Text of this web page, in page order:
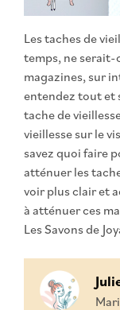
Les taches de
temps, ne serait-
magazines, sur
entendez tout et
tache de
vieillesse sur le
savez quoi faire
atténuer les
voir plus clair et
à atténuer ces
Les Savons de